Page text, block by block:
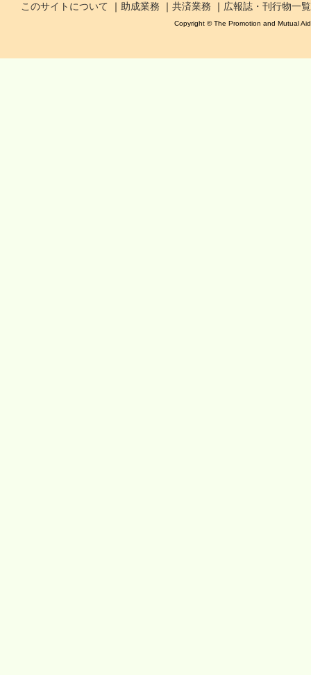
このサイトについて ｜ 助成業務 ｜ 共済業務 ｜ 広報誌・刊行物一覧
Copyright © The Promotion and Mutual